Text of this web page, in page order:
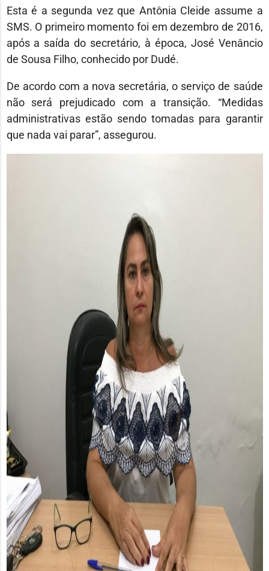
Esta é a segunda vez que Antônia Cleide assume a
SMS. O primeiro momento foi em dezembro de 2016,
após a saída do secretário, à época, José Venâncio
de Sousa Filho, conhecido por Dudé.
De acordo com a nova secretária, o serviço de saúde
não será prejudicado com a transição. “Medidas
administrativas estão sendo tomadas para garantir
que nada vai parar”, assegurou.